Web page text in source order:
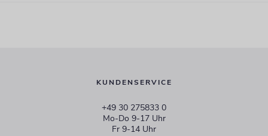
KUNDENSERVICE
+49 30 275833 0
Mo-Do 9-17 Uhr
Fr 9-14 Uhr